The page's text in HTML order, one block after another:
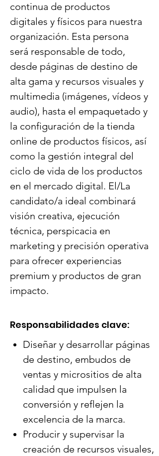
continua de productos
digitales y físicos para nuestra
organización. Esta persona
será responsable de todo,
desde páginas de destino de
alta gama y recursos visuales y
multimedia (imágenes, vídeos y
audio), hasta el empaquetado y
la configuración de la tienda
online de productos físicos, así
como la gestión integral del
ciclo de vida de los productos
en el mercado digital. El/La
candidato/a ideal combinará
visión creativa, ejecución
técnica, perspicacia en
marketing y precisión operativa
para ofrecer experiencias
premium y productos de gran
impacto.
Responsabilidades clave:
Diseñar y desarrollar páginas
de destino, embudos de
ventas y micrositios de alta
calidad que impulsen la
conversión y reflejen la
excelencia de la marca.
Producir y supervisar la
creación de recursos visuales,